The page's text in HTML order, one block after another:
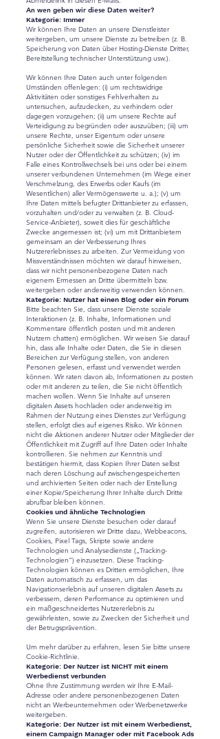
An wen geben wir diese Daten weiter?
Kategorie: Immer
Wir können Ihre Daten an unsere Dienstleister
weitergeben, um unsere Dienste zu betreiben (z. B.
Speicherung von Daten über Hosting-Dienste Dritter,
Bereitstellung technischer Unterstützung usw.).
Wir können Ihre Daten auch unter folgenden
Umständen offenlegen: (i) um rechtswidrige
Aktivitäten oder sonstiges Fehlverhalten zu
untersuchen, aufzudecken, zu verhindern oder
dagegen vorzugehen; (ii) um unsere Rechte auf
Verteidigung zu begründen oder auszuüben; (iii) um
unsere Rechte, unser Eigentum oder unsere
persönliche Sicherheit sowie die Sicherheit unserer
Nutzer oder der Öffentlichkeit zu schützen; (iv) im
Falle eines Kontrollwechsels bei uns oder bei einem
unserer verbundenen Unternehmen (im Wege einer
Verschmelzung, des Erwerbs oder Kaufs (im
Wesentlichen) aller Vermögenswerte u. a.); (v) um
Ihre Daten mittels befugter Drittanbieter zu erfassen,
vorzuhalten und/oder zu verwalten (z. B. Cloud-
Service-Anbieter), soweit dies für geschäftliche
Zwecke angemessen ist; (vi) um mit Drittanbietern
gemeinsam an der Verbesserung Ihres
Nutzererlebnisses zu arbeiten. Zur Vermeidung von
Missverständnissen möchten wir darauf hinweisen,
dass wir nicht personenbezogene Daten nach
eigenem Ermessen an Dritte übermitteln bzw.
weitergeben oder anderweitig verwenden können.
Kategorie: Nutzer hat einen Blog oder ein Forum
Bitte beachten Sie, dass unsere Dienste soziale
Interaktionen (z. B. Inhalte, Informationen und
Kommentare öffentlich posten und mit anderen
Nutzern chatten) ermöglichen. Wir weisen Sie darauf
hin, dass alle Inhalte oder Daten, die Sie in diesen
Bereichen zur Verfügung stellen, von anderen
Personen gelesen, erfasst und verwendet werden
können. Wir raten davon ab, Informationen zu posten
oder mit anderen zu teilen, die Sie nicht öffentlich
machen wollen. Wenn Sie Inhalte auf unseren
digitalen Assets hochladen oder anderweitig im
Rahmen der Nutzung eines Dienstes zur Verfügung
stellen, erfolgt dies auf eigenes Risiko. Wir können
nicht die Aktionen anderer Nutzer oder Mitglieder der
Öffentlichkeit mit Zugriff auf Ihre Daten oder Inhalte
kontrollieren. Sie nehmen zur Kenntnis und
bestätigen hiermit, dass Kopien Ihrer Daten selbst
nach deren Löschung auf zwischengespeicherten
und archivierten Seiten oder nach der Erstellung
einer Kopie/Speicherung Ihrer Inhalte durch Dritte
abrufbar bleiben können.
Cookies und ähnliche Technologien
Wenn Sie unsere Dienste besuchen oder darauf
zugreifen, autorisieren wir Dritte dazu, Webbeacons,
Cookies, Pixel Tags, Skripte sowie andere
Technologien und Analysedienste („Tracking-
Technologien“) einzusetzen. Diese Tracking-
Technologien können es Dritten ermöglichen, Ihre
Daten automatisch zu erfassen, um das
Navigationserlebnis auf unseren digitalen Assets zu
verbessern, deren Performance zu optimieren und
ein maßgeschneidertes Nutzererlebnis zu
gewährleisten, sowie zu Zwecken der Sicherheit und
der Betrugsprävention.
Um mehr darüber zu erfahren, lesen Sie bitte unsere
Cookie-Richtlinie.
Kategorie: Der Nutzer ist NICHT mit einem
Werbedienst verbunden
Ohne Ihre Zustimmung werden wir Ihre E-Mail-
Adresse oder andere personenbezogenen Daten
nicht an Werbeunternehmen oder Werbenetzwerke
weitergeben.
Kategorie: Der Nutzer ist mit einem Werbedienst,
einem Campaign Manager oder mit Facebook Ads